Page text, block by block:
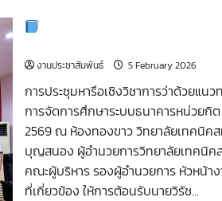
งานประชาสัมพันธ์ 5 February 2026
การประชุมหารือเชิงวิชาการว่าด้วยแน
การจัดการศึกษาระบบธนาคารหน่วย
2569 ณ ห้องทองขาว วิทยาลัยเทคนิค
บุญสนอง ผู้อำนวยการวิทยาลัยเทคนิค
คณะผู้บริหาร รองผู้อำนวยการ หัวหน้า
ที่เกี่ยวข้อง ให้การต้อนรับนายวิรัช...